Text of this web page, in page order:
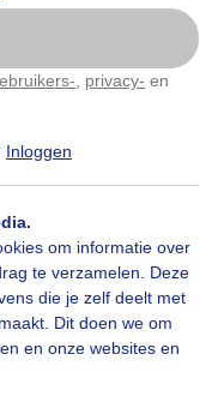
privacy- en
Inloggen
om informatie over
te verzamelen. Deze
die je zelf deelt met
Dit doen we om
en onze websites en
406x bekeken
5
Zon
passen